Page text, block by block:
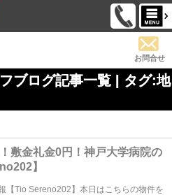
お問合せ
ブログ記事一覧 | タグ:地
敷金礼金0円！神戸大学病院の
】
【Tio Sereno202】本日はこちらの物件を